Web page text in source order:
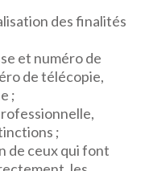
des finalités
et numéro de
de télécopie,
;
;
de ceux qui font